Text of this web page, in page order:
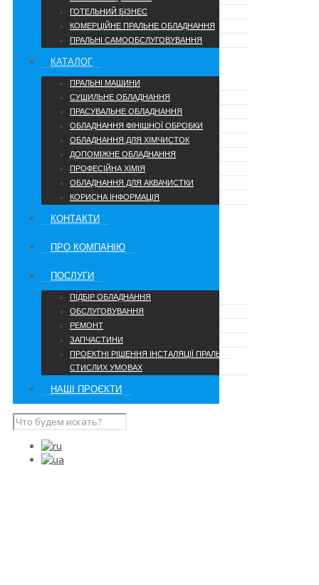
ГОТЕЛЬНИЙ БІЗНЕС
КОМЕРЦІЙНЕ ПРАЛЬНЕ ОБЛАДНАННЯ
ПРАЛЬНІ САМООБСЛУГОВУВАННЯ
КАТАЛОГ
ПРАЛЬНІ МАШИНИ
СУШИЛЬНЕ ОБЛАДНАННЯ
ПРАСУВАЛЬНЕ ОБЛАДНАННЯ
ОБЛАДНАННЯ ФІНІШНОЇ ОБРОБКИ
ОБЛАДНАННЯ ДЛЯ ХІМЧИСТОК
ДОПОМІЖНЕ ОБЛАДНАННЯ
ПРОФЕСІЙНА ХІМІЯ
ОБЛАДНАННЯ ДЛЯ АКВАЧИСТКИ
КОРИСНА ІНФОРМАЦІЯ
КОНТАКТИ
ПРО КОМПАНІЮ
ПОСЛУГИ
ПІДБІР ОБЛАДНАННЯ
ОБСЛУГОВУВАННЯ
РЕМОНТ
ЗАПЧАСТИНИ
ПРОЕКТНІ РІШЕННЯ ІНСТАЛЯЦІЇ ПРАЛЬНІ В
СТИСЛИХ УМОВАХ
НАШІ ПРОЄКТИ